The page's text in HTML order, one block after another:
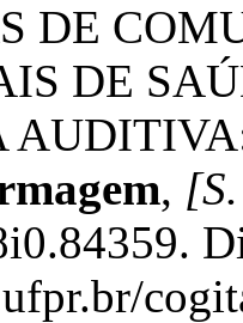
DE
DE
,